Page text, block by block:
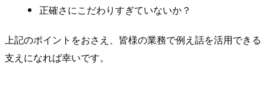
正確さにこだわりすぎていないか？
上記のポイントをおさえ、皆様の業務で例え話を活用できる
支えになれば幸いです。